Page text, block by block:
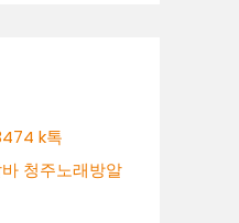
k톡
청주노래방알